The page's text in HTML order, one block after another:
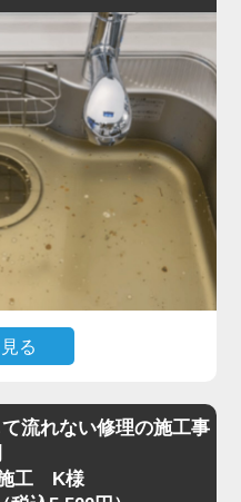
て硬い塊になっていまし
とでモーター負荷が上昇
いた状態です。
、詰まりを丁寧に除去。
いたため、同時にクリー
完了し動作もスムーズに
価をいただきました。
水不良は故障の前兆で
早めに水道の達人へご相
る
した。
の内部に米粒・麺類の細
ていました。
流れない修理の施工事
工 K様